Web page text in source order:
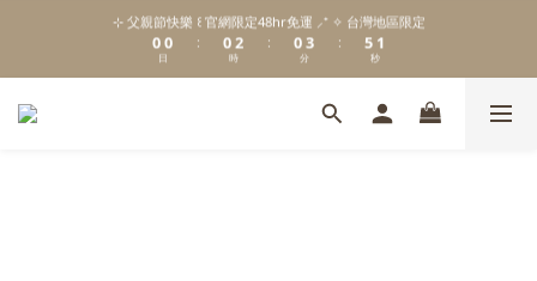
\ Welcome to 𝙻𝚒𝚝𝚝𝚕𝚎 𝙼𝚒𝚕𝚔𝚢 𝚆𝚊𝚢  ✨ For the Little Ones. /
⊹ 父親節快樂 ꒰ 官網限定48hr免運 ⸝⁺ ✧ 台灣地區限定
1
0
1
0
日
:
1
0
3
2
1
時
:
1
0
4
3
2
分
:
6
5
4
1
1
0
秒
新註冊會員贈 $𝟷𝟶𝟶 購物金✨新客首單輸碼「𝙽𝙴𝚆𝟸𝟶𝟸𝟼」享 𝟿 折優惠